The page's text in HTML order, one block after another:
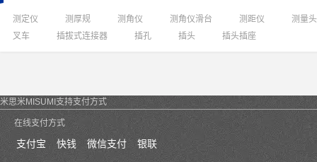
测定仪 测厚规 测角仪 测角仪滑台 测距仪
测量头
叉车
插拔式连接器 插孔 插头 插头插座
米思米MISUMI支持支付方式
在线支付方式
支付宝 快钱 微信支付 银联